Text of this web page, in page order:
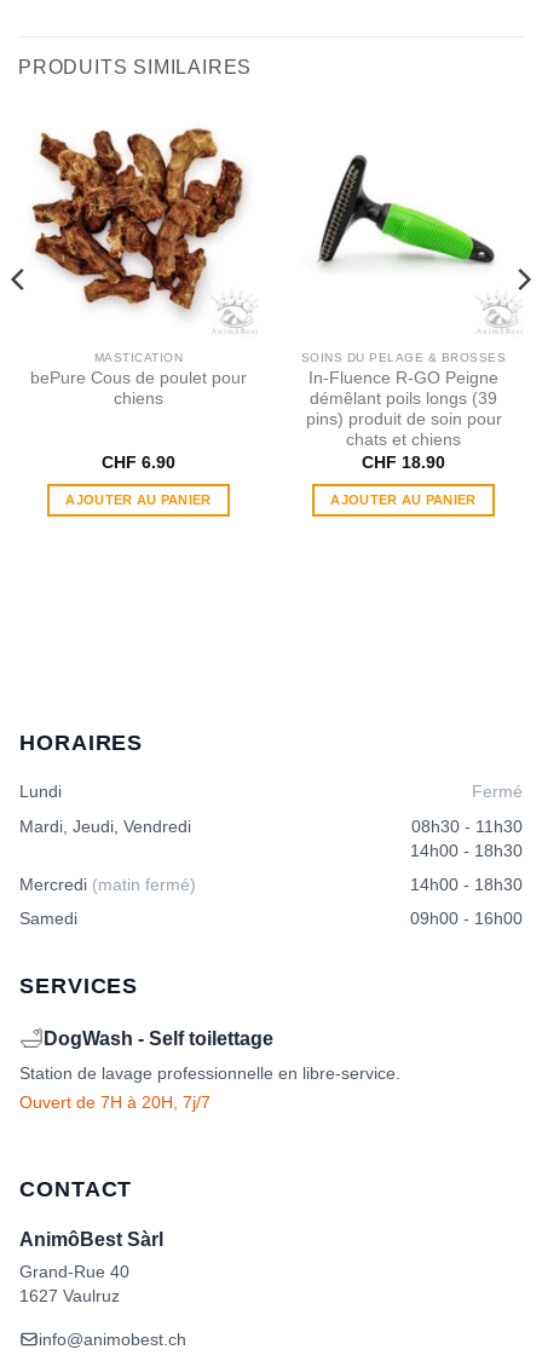
PRODUITS SIMILAIRES
MASTICATION
bePure Cous de poulet pour
chiens
CHF 6.90
AJOUTER AU PANIER
SOINS DU PELAGE & BROSSES
In​-​Fluence R​-​GO Peigne
démêlant poils longs (39
pins) produit de soin pour
chats et chiens
CHF 18.90
AJOUTER AU PANIER
HORAIRES
Lundi
Fermé
Mardi, Jeudi, Vendredi
08h30 - 11h30
14h00 - 18h30
Mercredi (matin fermé)
14h00 - 18h30
Samedi
09h00 - 16h00
SERVICES
🛁 DogWash - Self toilettage
Station de lavage professionnelle en libre-service.
Ouvert de 7H à 20H, 7j/7
CONTACT
AnimôBest Sàrl
Grand-Rue 40
1627 Vaulruz
info@animobest.ch